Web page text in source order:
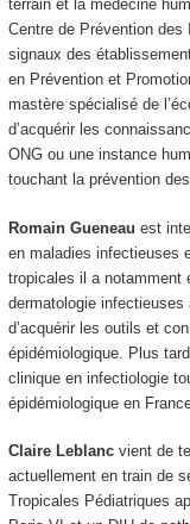
terrain et la médecine
Centre de Prévention
signaux des
en Prévention et
mastère spécialisé de
d’acquérir les
ONG ou une instance
touchant la prévention
Romain Gueneau est
en maladies infectieuses
tropicales il a notamment
dermatologie
d’acquérir les outils et
épidémiologique. Plus
clinique en infectiologie
épidémiologique en
Claire Leblancvient de
actuellement en train de
Tropicales Pédiatriques